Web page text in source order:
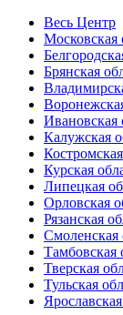
Весь Центр
Московская
Брянская
Ивановская
Калужская
Курская
Липецкая
Орловская
Рязанская
Смоленская
Тамбовская
Тверская
Тульская